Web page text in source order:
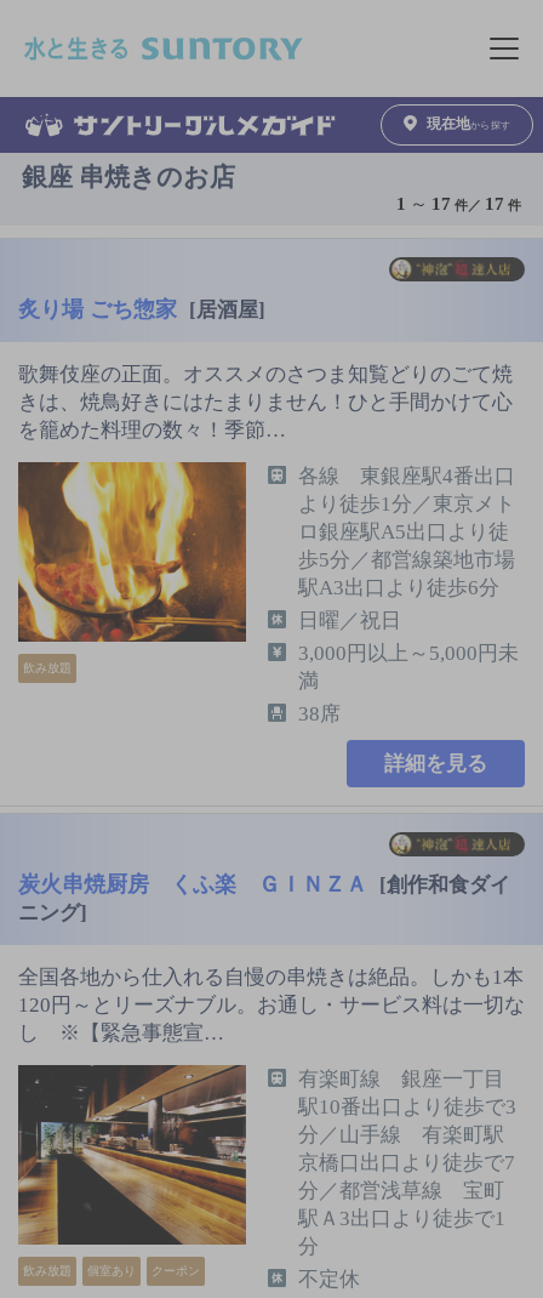
メニュ
現在地から探す
銀座 串焼きのお店
1 ～ 17 件／ 17 件
炙り場 ごち惣家 [居酒屋]
歌舞伎座の正面。オススメのさつま知覧どりのごて焼
きは、焼鳥好きにはたまりません！ひと手間かけて心
を籠めた料理の数々！季節…
飲み放題
各線 東銀座駅4番出口
より徒歩1分／東京メト
ロ銀座駅A5出口より徒
歩5分／都営線築地市場
駅A3出口より徒歩6分
日曜／祝日
3,000円以上～5,000円未
満
38席
詳細を見る
炭火串焼厨房 くふ楽 ＧＩＮＺＡ
[創作和食ダイ
ニング]
全国各地から仕入れる自慢の串焼きは絶品。しかも1本
120円～とリーズナブル。お通し・サービス料は一切な
し ※【緊急事態宣…
飲み放題 個室あり クーポン
有楽町線 銀座一丁目
駅10番出口より徒歩で3
分／山手線 有楽町駅
京橋口出口より徒歩で7
分／都営浅草線 宝町
駅Ａ3出口より徒歩で1
分
不定休